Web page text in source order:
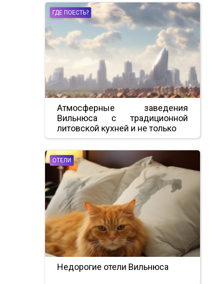
ГДЕ ПОЕСТЬ?
Атмосферные заведения
Вильнюса с традиционной
литовской кухней и не только
ОТЕЛИ
Недорогие отели Вильнюса